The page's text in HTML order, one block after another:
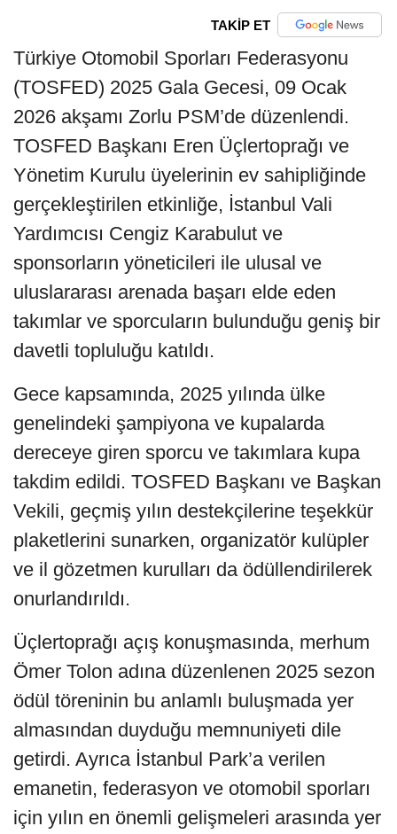
TAKİP ET
Türkiye Otomobil Sporları Federasyonu
(TOSFED) 2025 Gala Gecesi, 09 Ocak
2026 akşamı Zorlu PSM’de düzenlendi.
TOSFED Başkanı Eren Üçlertoprağı ve
Yönetim Kurulu üyelerinin ev sahipliğinde
gerçekleştirilen etkinliğe, İstanbul Vali
Yardımcısı Cengiz Karabulut ve
sponsorların yöneticileri ile ulusal ve
uluslararası arenada başarı elde eden
takımlar ve sporcuların bulunduğu geniş bir
davetli topluluğu katıldı.
Gece kapsamında, 2025 yılında ülke
genelindeki şampiyona ve kupalarda
dereceye giren sporcu ve takımlara kupa
takdim edildi. TOSFED Başkanı ve Başkan
Vekili, geçmiş yılın destekçilerine teşekkür
plaketlerini sunarken, organizatör kulüpler
ve il gözetmen kurulları da ödüllendirilerek
onurlandırıldı.
Üçlertoprağı açış konuşmasında, merhum
Ömer Tolon adına düzenlenen 2025 sezon
ödül töreninin bu anlamlı buluşmada yer
almasından duyduğu memnuniyeti dile
getirdi. Ayrıca İstanbul Park’a verilen
emanetin, federasyon ve otomobil sporları
için yılın en önemli gelişmeleri arasında yer